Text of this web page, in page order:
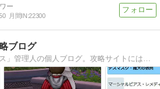
月間IN:22300
ブログ
「極限攻略データベース」管理人の個人ブログ。攻略サイトには書けないような情報や時事ネタを扱います！